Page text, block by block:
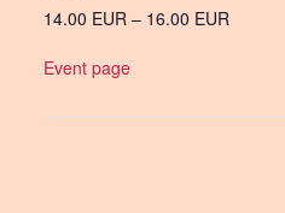
14.00 EUR – 16.00 EUR
Event page